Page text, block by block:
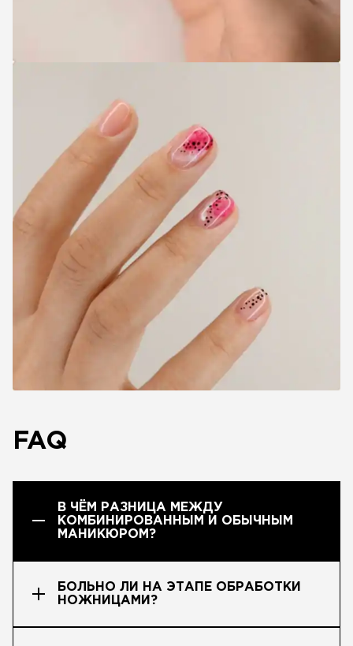
FAQ
В ЧЁМ РАЗНИЦА МЕЖДУ
КОМБИНИРОВАННЫМ И ОБЫЧНЫМ
МАНИКЮРОМ?
БОЛЬНО ЛИ НА ЭТАПЕ ОБРАБОТКИ
НОЖНИЦАМИ?